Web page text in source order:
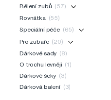
Bělení zubů (57)
Rovnátka
(55)
Speciální péče (65)
Pro zubaře (20)
Dárkové sady (8)
O trochu levněji (1)
Dárkové šeky (3)
Dárková balení (3)